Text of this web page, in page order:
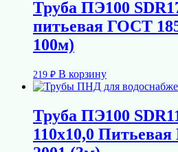
Труба ПЭ100
питьевая ГОСТ
100м)
219 ₽ В корзину
Труба ПЭ100
110х10,0